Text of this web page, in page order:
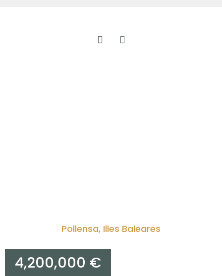
Pollensa, Illes Baleares
4,200,000 €